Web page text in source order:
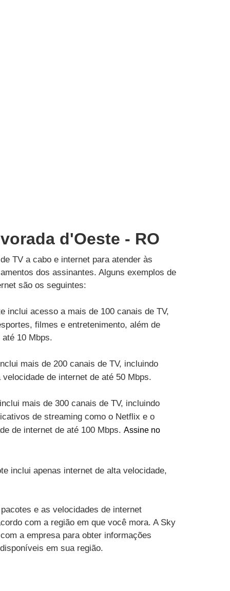
d'Oeste - RO
TV a cabo e internet para atender às
dos assinantes. Alguns exemplos de
são os seguintes:
inclui acesso a mais de 100 canais de TV,
filmes e entretenimento, além de
10 Mbps.
mais de 200 canais de TV, incluindo
de internet de até 50 Mbps.
mais de 300 canais de TV, incluindo
de streaming como o Netflix e o
de internet de até 100 Mbps. Assine no
inclui apenas internet de alta velocidade,
e as velocidades de internet
com a região em que você mora. A Sky
a empresa para obter informações
em sua região.